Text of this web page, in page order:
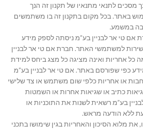
מסכים לתנאי מתנאיו של תקנון זה הנך
באתר. בכל מקום בתקנון זה בו משתמשים
במשמע.
אם טי אר לבניין בע”מ ניסתה לספק מידע
למשתמשי האתר. חברת אם טי אר לבניין
כל אחריות ואינה מציגה כל מצג ביחס למידת
כפי שפורסם באתר. אם טי אר לבניין בע”מ
או אחריות כלפי שום משתמש או צד שלישי
כתיב או שגיאות אחרות או השמטות
בע”מ רשאית לשנות את התוכניות או
ללא הודעה מראש.
מלוא הסיכון והאחריות בגין שימושו בתכני